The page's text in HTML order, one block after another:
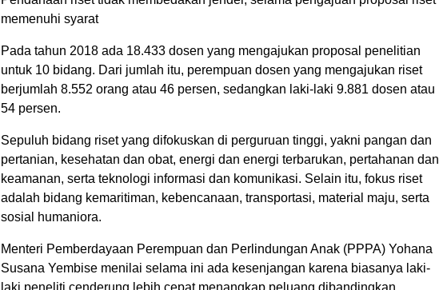
memenuhi syarat
Pada tahun 2018 ada 18.433 dosen yang mengajukan proposal penelitian
untuk 10 bidang. Dari jumlah itu, perempuan dosen yang mengajukan riset
berjumlah 8.552 orang atau 46 persen, sedangkan laki-laki 9.881 dosen atau
54 persen.
Sepuluh bidang riset yang difokuskan di perguruan tinggi, yakni pangan dan
pertanian, kesehatan dan obat, energi dan energi terbarukan, pertahanan dan
keamanan, serta teknologi informasi dan komunikasi. Selain itu, fokus riset
adalah bidang kemaritiman, kebencanaan, transportasi, material maju, serta
sosial humaniora.
Menteri Pemberdayaan Perempuan dan Perlindungan Anak (PPPA) Yohana
Susana Yembise menilai selama ini ada kesenjangan karena biasanya laki-
laki peneliti cenderung lebih cepat menangkap peluang dibandingkan